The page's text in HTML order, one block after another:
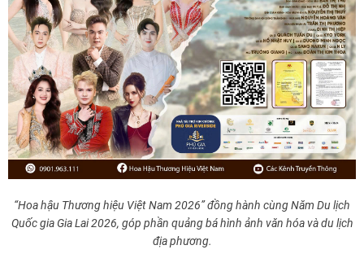
“Hoa hậu Thương hiệu Việt Nam 2026” đồng hành cùng Năm Du lịch
Quốc gia Gia Lai 2026, góp phần quảng bá hình ảnh văn hóa và du lịch
địa phương.